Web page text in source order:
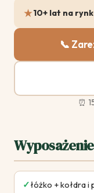
★10+ lat na
📞
⏰
Wyposażenie
✓łóżko + kołdra i